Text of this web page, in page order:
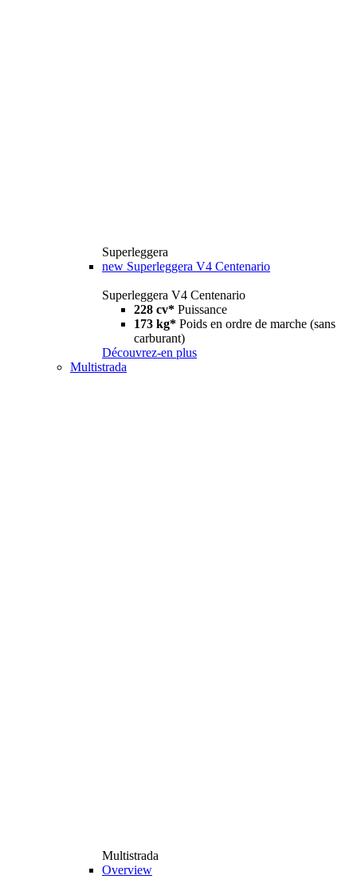
Superleggera
new Superleggera V4 Centenario
Superleggera V4 Centenario
228 cv* Puissance
173 kg* Poids en ordre de marche (sans
carburant)
Découvrez-en plus
Multistrada
Multistrada
Overview